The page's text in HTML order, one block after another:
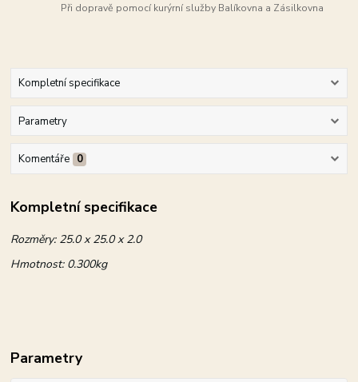
Při dopravě pomocí kurýrní služby Balíkovna a Zásilkovna
Kompletní specifikace
Parametry
Komentáře 0
Kompletní specifikace
Rozměry:25.0 x 25.0 x 2.0
Hmotnost:0.300kg
Parametry